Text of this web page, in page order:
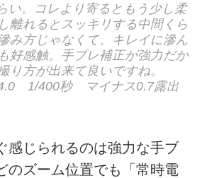
い。コレより寄るともう少し柔
離れるとスッキリする中間くら
み方じゃなくて、キレイに滲ん
好感触。手ブレ補正が強力だか
り方が出来て良いですね。
1/400秒 マイナス0.7露出
感じられるのは強力な手ブ
のズーム位置でも「常時電